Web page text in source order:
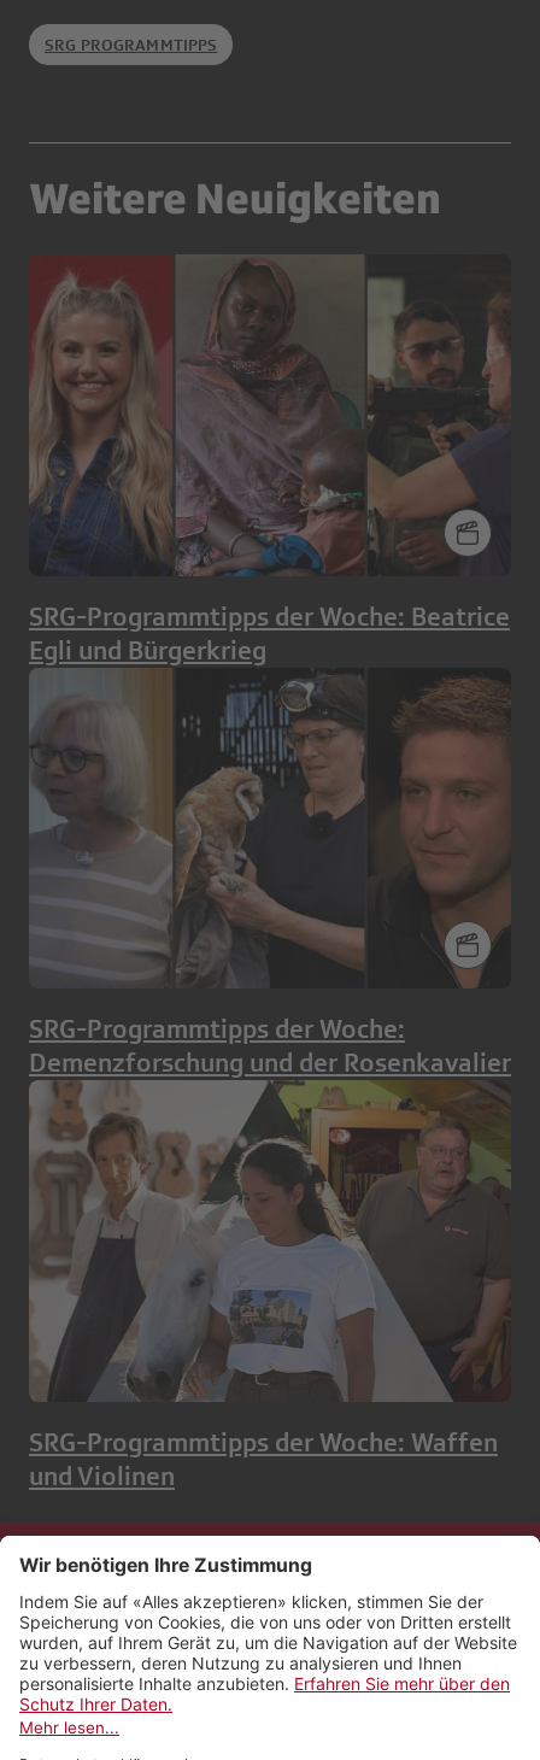
SRG PROGRAMMTIPPS
Weitere Neuigkeiten
SRG-Programmtipps der Woche: Beatrice
Egli und Bürgerkrieg
SRG-Programmtipps der Woche:
Demenzforschung und der Rosenkavalier
SRG-Programmtipps der Woche: Waffen
und Violinen
Kontakt
Impressum
Rechtliches
Netiquette